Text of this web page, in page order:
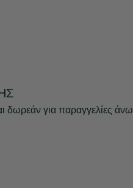
δωρεάν για παραγγελίες άνω